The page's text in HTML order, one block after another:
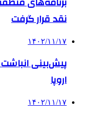
نقد قرار گرفت
۱۴۰۲/۱۱/۱۷
پیش‌بینی
اروپا
۱۴۰۲/۱۱/۱۷